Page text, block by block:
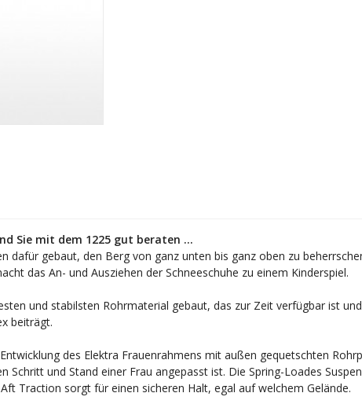
Sie mit dem 1225 gut beraten ...
dafür gebaut, den Berg von ganz unten bis ganz oben zu
das An- und Ausziehen der Schneeschuhe zu einem Kinderspiel.
und stabilsten Rohrmaterial gebaut, das zur Zeit verfügbar ist
beiträgt.
des Elektra Frauenrahmens mit außen gequetschten
Schritt und Stand einer Frau angepasst ist. Die Spring-Loades
Traction sorgt für einen sicheren Halt, egal auf welchem Gelände.